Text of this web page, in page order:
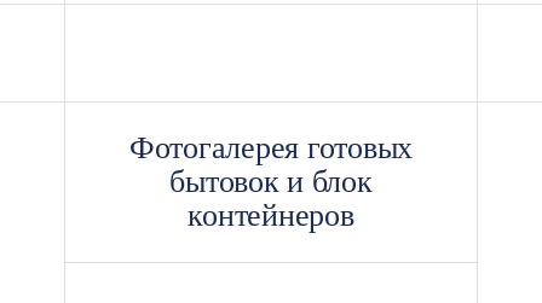
Фотогалерея готовых
бытовок и блок
контейнеров